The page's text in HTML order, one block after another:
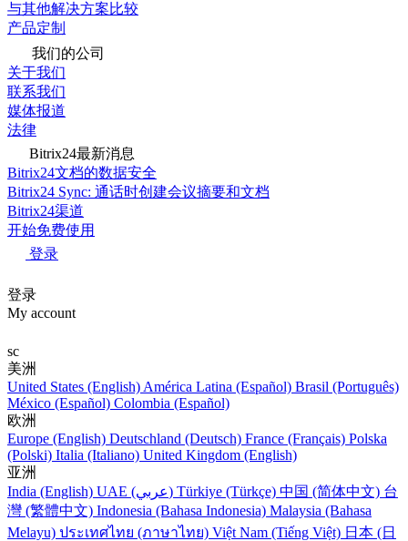
与其他解决方案比较
产品定制
我们的公司
关于我们
联系我们
媒体报道
法律
Bitrix24最新消息
Bitrix24文档的数据安全
Bitrix24 Sync: 通话时创建会议摘要和文档
Bitrix24渠道
开始免费使用
登录
登录
My account
sc
美洲
United States (English) América Latina (Español) Brasil (Português)
México (Español) Colombia (Español)
欧洲
Europe (English) Deutschland (Deutsch) France (Français) Polska
(Polski) Italia (Italiano) United Kingdom (English)
亚洲
India (English)
UAE (عربي) Türkiye (Türkçe) 中国 (简体中文) 台
灣 (繁體中文) Indonesia (Bahasa Indonesia) Malaysia (Bahasa
Melayu) ประเทศไทย (ภาษาไทย) Việt Nam (Tiếng Việt) 日本 (日